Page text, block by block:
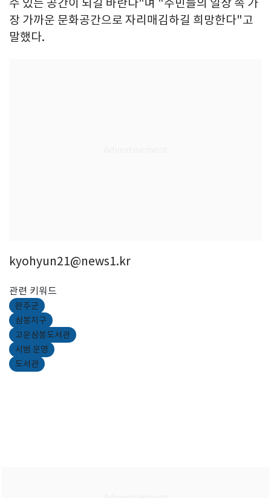
수 있는 공간이 되길 바란다"며 "주민들의 일상 속 가
장 가까운 문화공간으로 자리매김하길 희망한다"고
말했다.
kyohyun21@news1.kr
관련 키워드
완주군
삼봉지구
고운삼봉도서관
시범 운영
도서관